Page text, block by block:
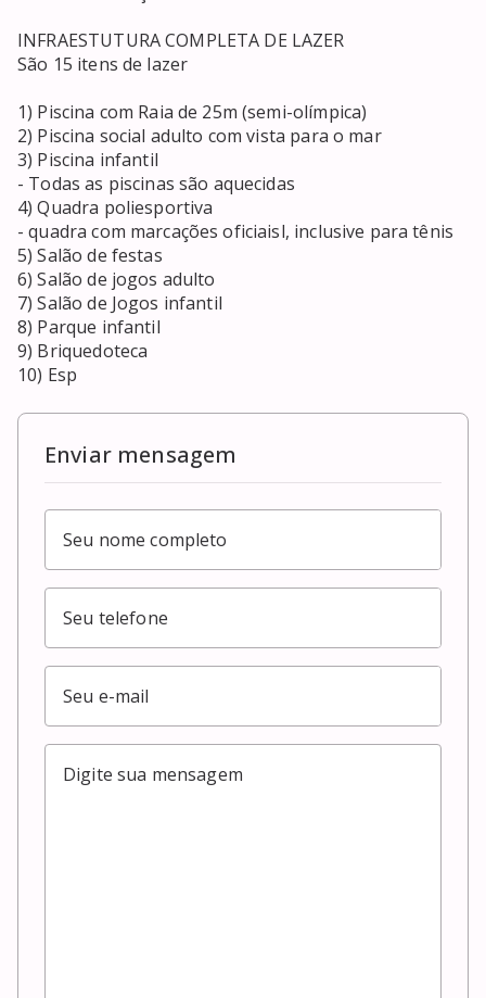
INFRAESTUTURA COMPLETA DE LAZER
São 15 itens de lazer
1) Piscina com Raia de 25m (semi-olímpica)
2) Piscina social adulto com vista para o mar
3) Piscina infantil
- Todas as piscinas são aquecidas
4) Quadra poliesportiva
- quadra com marcações oficiaisl, inclusive para tênis
5) Salão de festas
6) Salão de jogos adulto
7) Salão de Jogos infantil
8) Parque infantil
9) Briquedoteca
10) Esp
Enviar mensagem